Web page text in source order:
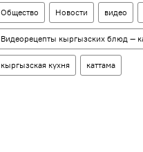
Общество Новости видео
Видеорецепты кыргызских блюд —
кыргызская кухня каттама